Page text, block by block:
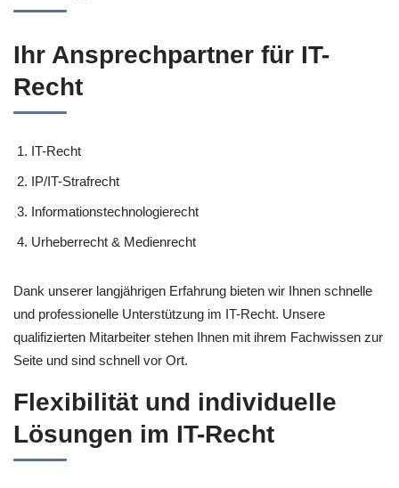
Ihr Ansprechpartner für IT-
Recht
IT-Recht
IP/IT-Strafrecht
Informationstechnologierecht
Urheberrecht & Medienrecht
Dank unserer langjährigen Erfahrung bieten wir Ihnen schnelle
und professionelle Unterstützung im IT-Recht. Unsere
qualifizierten Mitarbeiter stehen Ihnen mit ihrem Fachwissen zur
Seite und sind schnell vor Ort.
Flexibilität und individuelle
Lösungen im IT-Recht